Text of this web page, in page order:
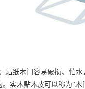
贴纸木门容易破损、怕
。实木贴木皮可以称为“木